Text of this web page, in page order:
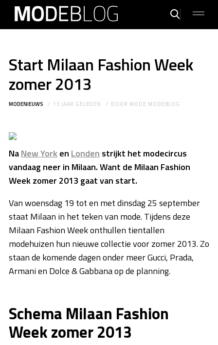
Start Milaan Fashion Week
zomer 2013
MODENIEUWS 13 JAAR GELEDEN DOOR MODE MODEBLOG
NaNew Yorken Londen strijkt het modecircus
vandaag neer in Milaan. Want de Milaan Fashion
Week zomer 2013 gaat van start.
Van woensdag 19 tot en met dinsdag 25 september
staat Milaan in het teken van mode. Tijdens deze
Milaan Fashion Week onthullen tientallen
modehuizen hun nieuwe collectie voor zomer 2013. Zo
staan de komende dagen onder meer Gucci, Prada,
Armani en Dolce & Gabbana op de planning.
Schema Milaan Fashion
Week zomer 2013